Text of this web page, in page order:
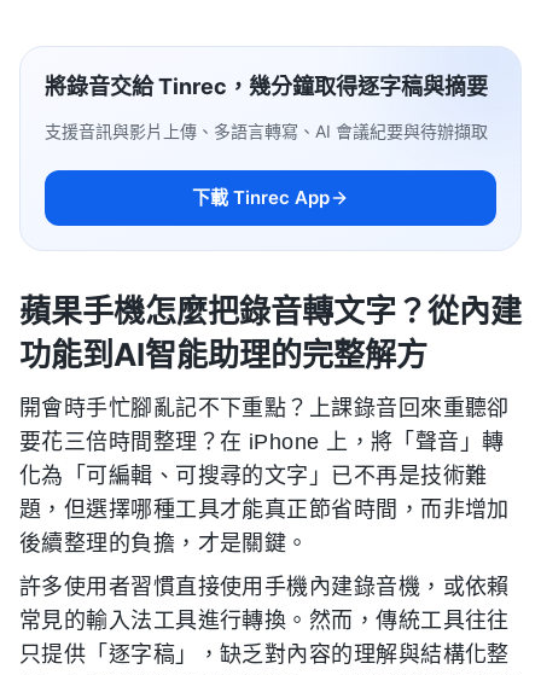
將錄音交給 Tinrec，幾分鐘取得逐字稿與摘要
支援音訊與影片上傳、多語言轉寫、AI 會議紀要與待辦擷取
下載 Tinrec App
蘋果手機怎麼把錄音轉文字？從內建
功能到AI智能助理的完整解方
開會時手忙腳亂記不下重點？上課錄音回來重聽卻
要花三倍時間整理？在 iPhone 上，將「聲音」轉
化為「可編輯、可搜尋的文字」已不再是技術難
題，但選擇哪種工具才能真正節省時間，而非增加
後續整理的負擔，才是關鍵。
許多使用者習慣直接使用手機內建錄音機，或依賴
常見的輸入法工具進行轉換。然而，傳統工具往往
只提供「逐字稿」，缺乏對內容的理解與結構化整